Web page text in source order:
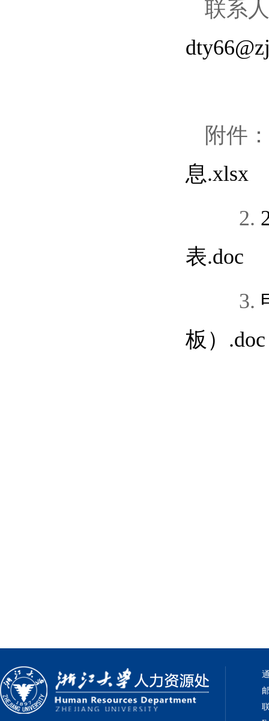
联系
附件
息.xlsx
2.
表.doc
3.
板）.doc